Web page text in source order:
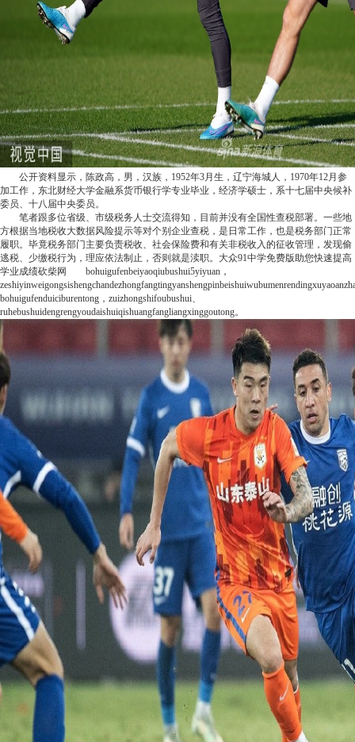
公开资料显示，陈政高，男，汉族，1952年3月生，辽宁海城人，1970年12月参
加工作，东北财经大学金融系货币银行学专业毕业，经济学硕士，系十七届中央候补
委员、十八届中央委员。
笔者跟多位省级、市级税务人士交流得知，目前并没有全国性查税部署。一些地
方根据当地税收大数据风险提示等对个别企业查税，是日常工作，也是税务部门正常
履职。毕竟税务部门主要负责税收、社会保险费和有关非税收入的征收管理，发现偷
逃税、少缴税行为，理应依法制止，否则就是渎职。 大众91中学免费版助您快速提高
学业成绩砍柴网 bohuigufenbeiyaoqiubushui5yiyuan，
bohuigufenduiciburentong，zuizhongshifoubushui、
ruhebushuidengrengyoudaishuiqishuangfangliangxinggoutong。